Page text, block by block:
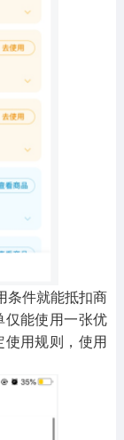
条件就能抵扣商
能使用一张优
用规则，使用